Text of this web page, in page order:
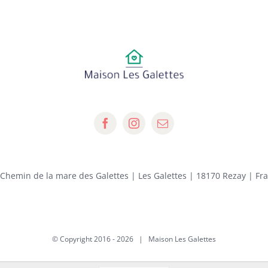
de la mare des Galettes | Les Galettes | 18170 Rezay |
© Copyright 2016 -2026 | Maison Les Galettes